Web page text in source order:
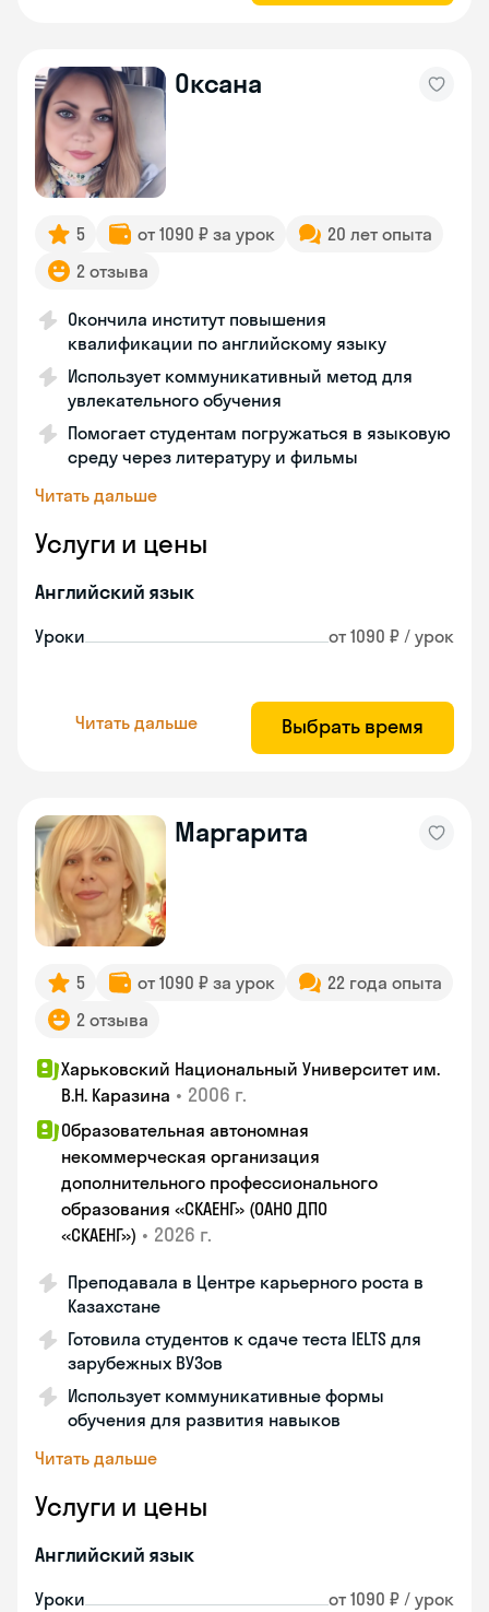
Оксана
5 от 1090 ₽ за урок
20 лет опыта
2 отзыва
Окончила институт повышения
квалификации по английскому языку
Использует коммуникативный метод для
увлекательного обучения
Помогает студентам погружаться в языковую
среду через литературу и фильмы
Читать дальше
Услуги и цены
Английский язык
Уроки от 1090 ₽ / урок
Читать дальше Выбрать время
Маргарита
5 от 1090 ₽ за урок
22 года опыта
2 отзыва
Харьковский Национальный Университет им.
В.Н. Каразина • 2006 г.
Образовательная автономная
некоммерческая организация
дополнительного профессионального
образования «СКАЕНГ» (ОАНО ДПО
«СКАЕНГ») • 2026 г.
Преподавала в Центре карьерного роста в
Казахстане
Готовила студентов к сдаче теста IELTS для
зарубежных ВУЗов
Использует коммуникативные формы
обучения для развития навыков
Читать дальше
Услуги и цены
Английский язык
Уроки от 1090 ₽ / урок